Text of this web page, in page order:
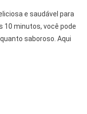
e saudável para
10 minutos, você pode
saboroso. Aqui